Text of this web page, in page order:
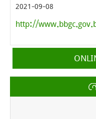
2021-09-08
http://